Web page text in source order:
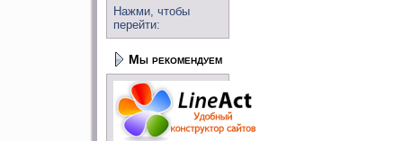
Нажми, чтобы
перейти:
Мы рекомендуем